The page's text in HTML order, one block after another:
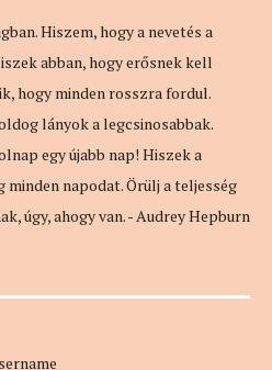
Hiszem, hogy a nevetés a
abban, hogy erősnek kell
hogy minden rosszra fordul.
lányok a legcsinosabbak.
egy újabb nap! Hiszek a
minden napodat. Örülj a teljesség
úgy, ahogy van. - Audrey Hepburn